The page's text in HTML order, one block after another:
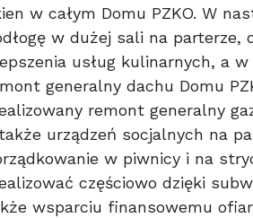
w całym Domu PZKO. W
w dużej sali na
usług kulinarnych, a
generalny dachu Domu
remont generalny
urządzeń socjalnych na
w piwnicy i na
częściowo dzięki
wsparciu finansowemu